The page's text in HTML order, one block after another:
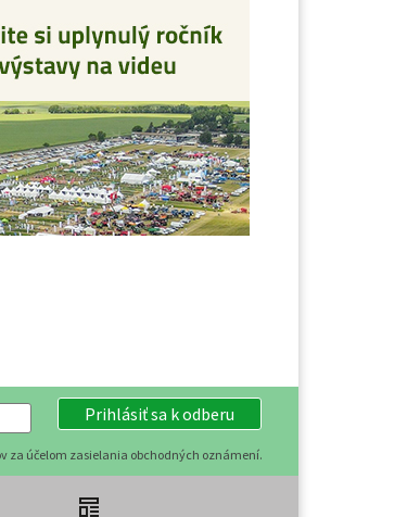
Prihlásiť sa k odberu
za účelom zasielania obchodných oznámení.